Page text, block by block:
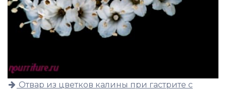
Отвар из цветков калины при гастрите с